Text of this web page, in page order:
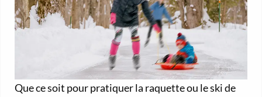
Que ce soit pour pratiquer la raquette ou le ski de